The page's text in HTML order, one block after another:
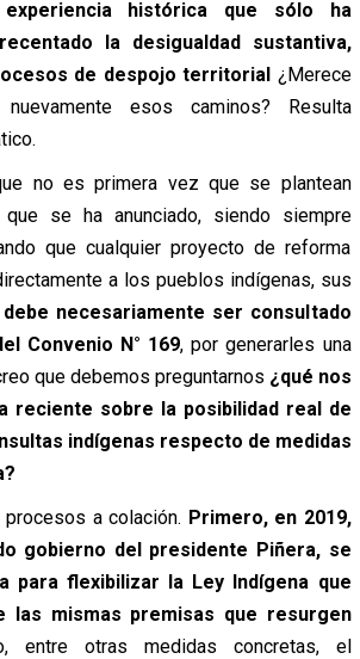
histórica que sólo ha
la desigualdad sustantiva,
de despojo territorial ¿Merece
esos caminos? Resulta
no es primera vez que se plantean
se ha anunciado, siendo siempre
que cualquier proyecto de reforma
a los pueblos indígenas, sus
debe necesariamente ser consultado
Convenio N° 169, por generarles una
que debemos preguntarnos ¿qué nos
reciente sobre la posibilidad real de
indígenas respecto de medidas
a colación. Primero, en 2019,
gobierno del presidente Piñera, se
para flexibilizar la Ley Indígena que
las mismas premisas que resurgen
entre otras medidas concretas, el